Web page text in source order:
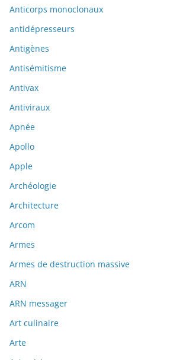
Anticorps monoclonaux
antidépresseurs
Antigènes
Antisémitisme
Antivax
Antiviraux
Apnée
Apollo
Apple
Archéologie
Architecture
Arcom
Armes
Armes de destruction massive
ARN
ARN messager
Art culinaire
Arte